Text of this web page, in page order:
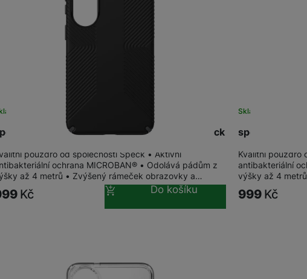
my nebo naši partneři, abychom vám mohli zobrazit vhodné obsahy
Presidio2 Grip + Magnet Galaxy S26, Black
na 27 prodejnách
pouzdro od společnosti Speck • Aktivní
ochrana MICROBAN® • Odolává pádům z
až 4 metrů • Zvýšený rámeček obrazovky a…
Kč Do košíku
speck
Skladem na 1
Kvalitní pouzdro
antibakteriální
výšky až 4
999 Kč